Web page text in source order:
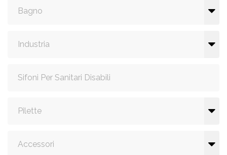
Bagno
Industria
Sifoni Per Sanitari Disabili
Pilette
Accessori